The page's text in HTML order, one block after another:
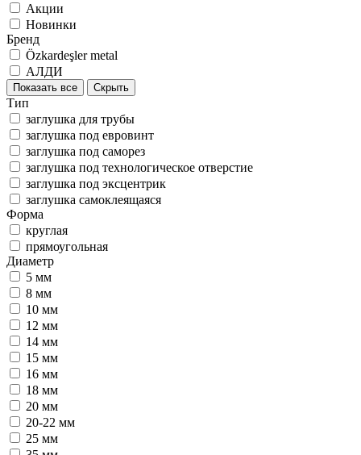
Акции
Новинки
Бренд
Özkardeşler metal
АЛДИ
Показать все Скрыть
Тип
заглушка для трубы
заглушка под евровинт
заглушка под саморез
заглушка под технологическое отверстие
заглушка под эксцентрик
заглушка самоклеящаяся
Форма
круглая
прямоугольная
Диаметр
5 мм
8 мм
10 мм
12 мм
14 мм
15 мм
16 мм
18 мм
20 мм
20-22 мм
25 мм